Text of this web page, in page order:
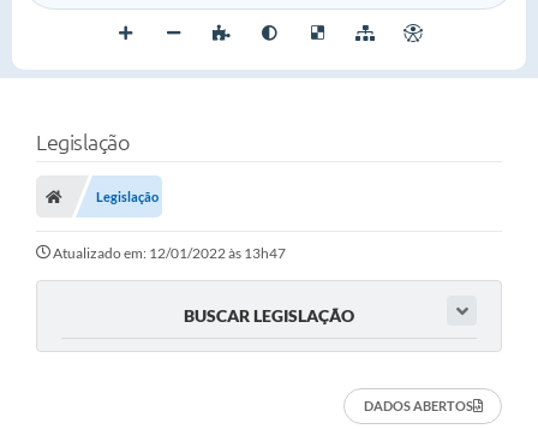
Legislação
Legislação
Atualizado em: 12/01/2022 às 13h47
BUSCAR LEGISLAÇÃO
DADOS ABERTOS